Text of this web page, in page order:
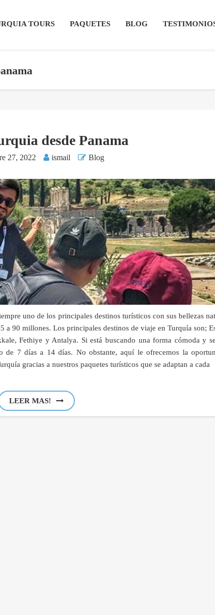
TOURS PAQUETES BLOG
desde Panama
27, 2022 ismail Blog
uno de los principales destinos turísticos con sus bellezas
a 90 millones. Los principales destinos de viaje en Turquía son;
Fethiye y Antalya. Si está buscando una forma cómoda y
de 7 días a 14 días. No obstante, aquí le ofrecemos la
gracias a nuestros paquetes turísticos que se adaptan a cada
LEER MAS!